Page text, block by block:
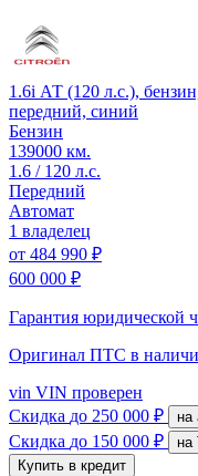
1.6i АТ (120 л.с.),
передний, синий
Бензин
139000 км.
1.6 / 120 л.с.
Передний
Автомат
1 владелец
от 484 990 ₽
600 000 ₽
Гарантия юридической
Оригинал ПТС в
vin VIN проверен
Скидка до 250 000 ₽
Скидка до 150 000 ₽
Купить в кредит